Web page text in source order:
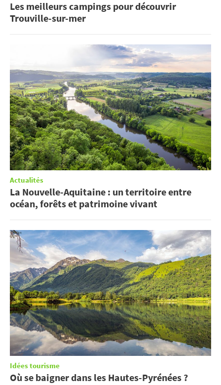
Les meilleurs campings pour découvrir
Trouville-sur-mer
Actualités
La Nouvelle-Aquitaine : un territoire entre
océan, forêts et patrimoine vivant
Idées tourisme
Où se baigner dans les Hautes-Pyrénées ?